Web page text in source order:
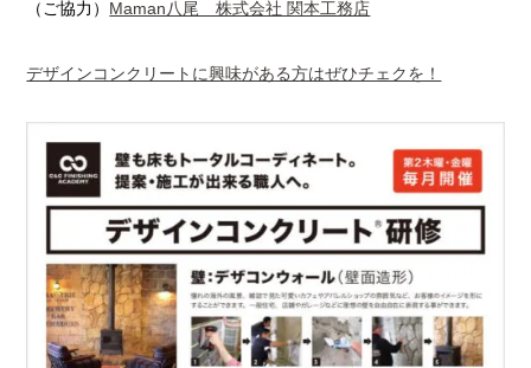
（ご協力） Maman八尾 株式会社 関本工務店
デザインコンクリートに興味がある方はぜひチェクを！